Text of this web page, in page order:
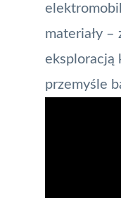
materiały
eksploracją
przemyśle